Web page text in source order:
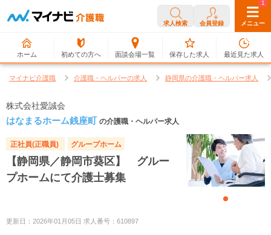
求人検索 会員登録 メニュー
ホーム 初めての方へ 面談会場一覧
0
保存した求人
1
最近見た求人
マイナビ介護職 介護職・ヘルパーの求人 静岡県の介護職・ヘルパー求人
株式会社愛誠会
はなまるホーム銭座町 の介護職・ヘルパー求人
正社員(正職員) グループホーム
【静岡県／静岡市葵区】 グルー
プホームにて介護士募集
更新日：2026年01月05日 求人番号：610897